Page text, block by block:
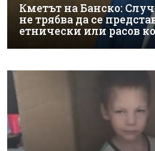
Кметът на Банско:
не трябва да се
етнически или расов